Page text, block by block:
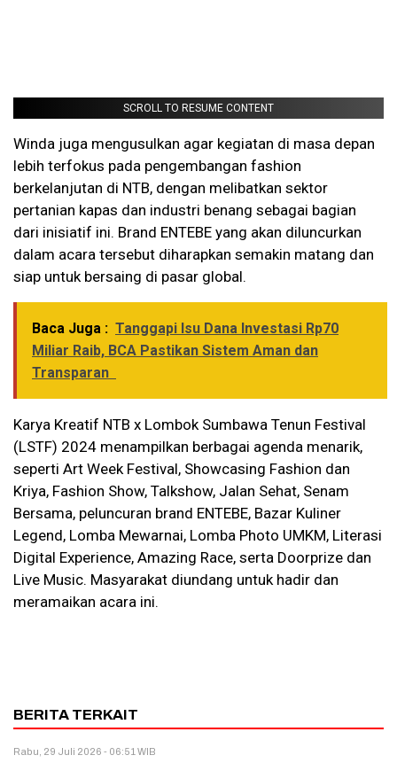
SCROLL TO RESUME CONTENT
Winda juga mengusulkan agar kegiatan di masa depan
lebih terfokus pada pengembangan fashion
berkelanjutan di NTB, dengan melibatkan sektor
pertanian kapas dan industri benang sebagai bagian
dari inisiatif ini. Brand ENTEBE yang akan diluncurkan
dalam acara tersebut diharapkan semakin matang dan
siap untuk bersaing di pasar global.
Baca Juga : Tanggapi Isu Dana Investasi Rp70
Miliar Raib, BCA Pastikan Sistem Aman dan
Transparan
Karya Kreatif NTB x Lombok Sumbawa Tenun Festival
(LSTF) 2024 menampilkan berbagai agenda menarik,
seperti Art Week Festival, Showcasing Fashion dan
Kriya, Fashion Show, Talkshow, Jalan Sehat, Senam
Bersama, peluncuran brand ENTEBE, Bazar Kuliner
Legend, Lomba Mewarnai, Lomba Photo UMKM, Literasi
Digital Experience, Amazing Race, serta Doorprize dan
Live Music. Masyarakat diundang untuk hadir dan
meramaikan acara ini.
BERITA TERKAIT
Rabu, 29 Juli 2026 - 06:51 WIB